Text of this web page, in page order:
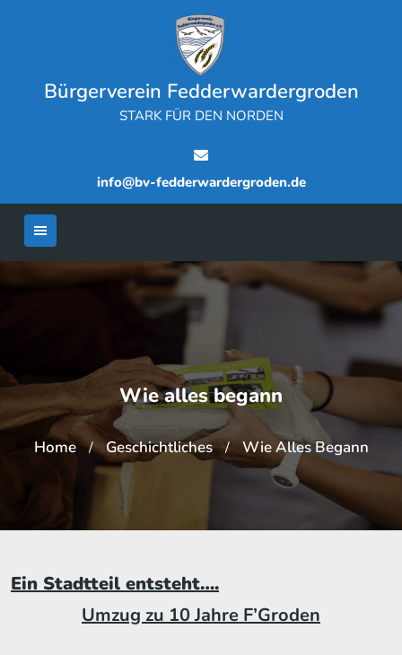
Bürgerverein Fedderwardergroden
STARK FÜR DEN NORDEN
info@bv-fedderwardergroden.de
Wie alles begann
Home / Geschichtliches / Wie Alles Begann
Ein Stadtteil entsteht….
Umzug zu 10 Jahre F’Groden